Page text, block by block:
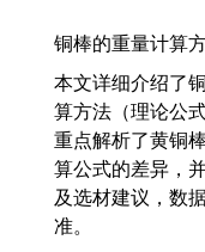
铜棒的重量计算
本文详细介绍了
算方法（理论公
重点解析了黄铜
算公式的差异，
及选材建议，数
准。